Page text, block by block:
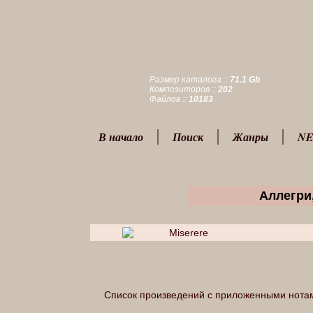
Размер каталога :: 71.1 Gb
Композиторов :: 202
Файлов :: 10183
В начало Поиск Жанры
Miserere
Список произведений с приложенными